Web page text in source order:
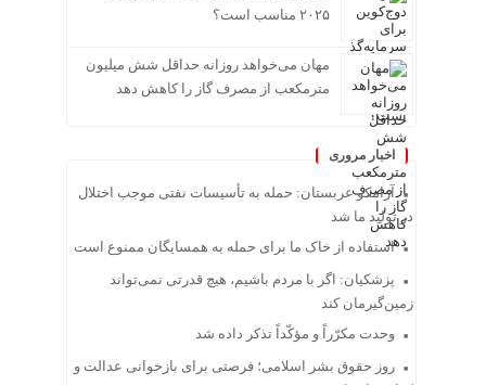
۲۰۲۵ مناسب است؟
مهان می‌خواهد روزانه حداقل شش میلیون
مترمکعب از مصرف گاز را کاهش دهد
اخبار مروری
آرامکو عربستان: حمله به تأسیسات نفتی موجب اختلال
در تولید ما شد
استفاده از خاک ما برای حمله به همسایگان ممنوع است
پزشکیان: اگر با مردم باشیم، هیچ قدرتی نمی‌تواند
زمین‌گیرمان کند
وحدت مکرّراً و مؤکّداً تذکر داده شد
روز حقوق بشر اسلامی؛ فرصتی برای بازخوانی عدالت و